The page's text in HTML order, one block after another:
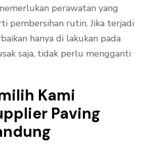
perawatan yang
pembersihan rutin. Jika terjadi
hanya di lakukan pada
saja, tidak perlu mengganti
Kami
Paving